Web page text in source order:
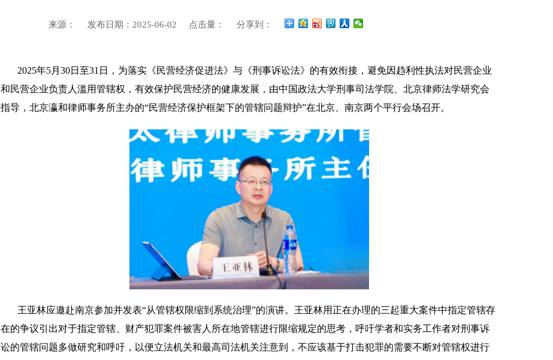
来源： 发布日期：2025-06-02 点击量： 分享到：
2025年5月30日至31日，为落实《民营经济促进法》与《刑事诉讼法》的有效衔接，避免因趋利性执法对民营企业
和民营企业负责人滥用管辖权，有效保护民营经济的健康发展，由中国政法大学刑事司法学院、北京律师法学研究会
指导，北京瀛和律师事务所主办的“民营经济保护框架下的管辖问题辩护”在北京、南京两个平行会场召开。
王亚林应邀赴南京参加并发表“从管辖权限缩到系统治理”的演讲。王亚林用正在办理的三起重大案件中指定管辖存
在的争议引出对于指定管辖、财产犯罪案件被害人所在地管辖进行限缩规定的思考，呼吁学者和实务工作者对刑事诉
讼的管辖问题多做研究和呼吁，以便立法机关和最高司法机关注意到，不应该基于打击犯罪的需要不断对管辖权进行